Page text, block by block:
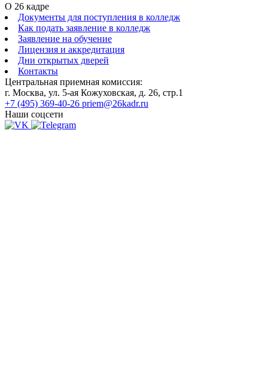
О 26 кадре
Документы для поступления в колледж
Как подать заявление в колледж
Заявление на обучение
Лицензия и аккредитация
Дни открытых дверей
Контакты
Центральная приемная комиссия:
г. Москва, ул. 5-ая Кожуховская, д. 26, стр.1
+7 (495) 369-40-26 priem@26kadr.ru
Наши соцсети